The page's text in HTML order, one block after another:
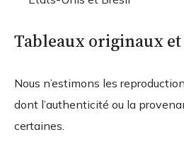
Tableaux originaux
Nous n’estimons les
dont l’authenticité ou la
certaines.